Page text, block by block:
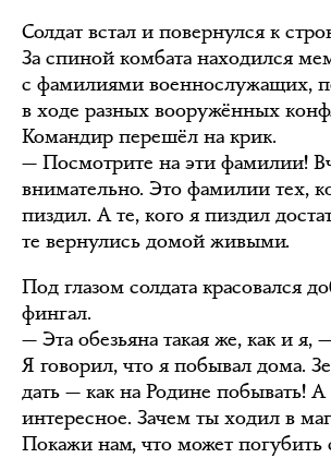
Солдат встал и повернулся к
За спиной комбата находился
с фамилиями военнослужащих,
в ходе разных вооружённых
Командир перешёл на крик.
— Посмотрите на эти фамилии!
внимательно. Это фамилии тех,
пиздил. А те, кого я пиздил
те вернулись домой живыми.
Под глазом солдата красовался
фингал.
— Эта обезьяна такая же, как и я,
Я говорил, что я побывал дома.
дать — как на Родине побывать! А
интересное. Зачем ты ходил в
Покажи нам, что может погубить